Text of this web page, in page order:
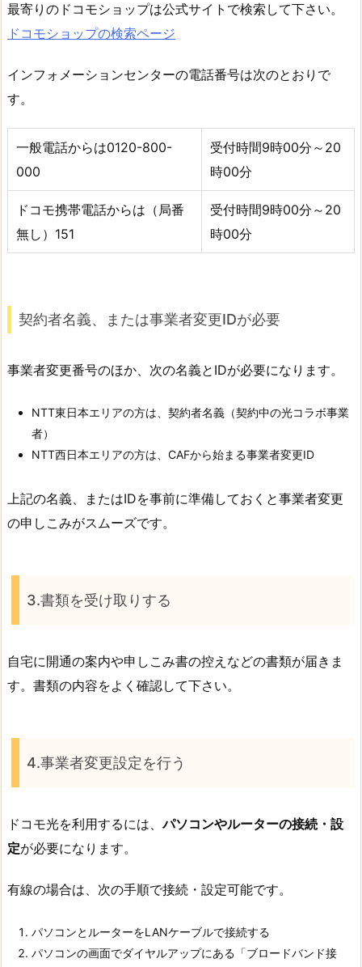
最寄りのドコモショップは公式サイトで検索して下さい。
ドコモショップの検索ページ
インフォメーションセンターの電話番号は次のとおりで
す。
一般電話からは0120-800-
000
受付時間9時00分～20
時00分
ドコモ携帯電話からは（局番
無し）151
受付時間9時00分～20
時00分
契約者名義、または事業者変更IDが必要
事業者変更番号のほか、次の名義とIDが必要になります。
NTT東日本エリアの方は、契約者名義（契約中の光コラボ事業
者）
NTT西日本エリアの方は、CAFから始まる事業者変更ID
上記の名義、またはIDを事前に準備しておくと事業者変更
の申しこみがスムーズです。
3.書類を受け取りする
自宅に開通の案内や申しこみ書の控えなどの書類が届きま
す。書類の内容をよく確認して下さい。
4.事業者変更設定を行う
ドコモ光を利用するには、パソコンやルーターの接続・設
定が必要になります。
有線の場合は、次の手順で接続・設定可能です。
パソコンとルーターをLANケーブルで接続する
パソコンの画面でダイヤルアップにある「ブロードバンド接